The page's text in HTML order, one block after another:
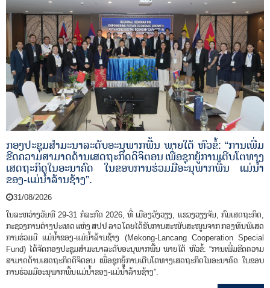
ກອງປະຊຸມສໍາມະນາລະດັບອະນຸພາກພື້ນ ພາຍໃຕ້ ຫົວຂໍ້: “ການເພີ່ມ
ຂີດຄວາມສາມາດດ້ານເສດຖະກິດດິຈິຕອນ ເພື່ອຊຸກຍູ້ການເຕີບໂຕທາງ
ເສດຖະກິດໃນອະນາຄົດ ໃນຂອບການຮ່ວມມືອະນຸພາກພື້ນ ແມ່ນໍ້າ
ຂອງ-ແມ່ນໍ້າລ້ານຊ້າງ”.
31/08/2026
ໃນລະຫວ່າງວັນທີ 29-31 ກໍລະກົດ 2026, ທີ່ ເມືອງວັງວຽງ, ແຂວງວຽງຈັນ, ກົມເສດຖະກິດ,
ກະຊວງການຕ່າງປະເທດ ແຫ່ງ ສປປ ລາວ ໂດຍໄດ້ຮັບການສະໜັບສະໜູນຈາກ ກອງທຶນພິເສດ
ການຮ່ວມມື ແມ່ນໍ້າຂອງ-ແມ່ນໍ້າລ້ານຊ້າງ (Mekong-Lancang Cooperation Special
Fund) ໄດ້ຈັດກອງປະຊຸມສໍາມະນາລະດັບອະນຸພາກພື້ນ ພາຍໃຕ້ ຫົວຂໍ້: “ການເພີ່ມຂີດຄວາມ
ສາມາດດ້ານເສດຖະກິດດິຈິຕອນ ເພື່ອຊຸກຍູ້ການເຕີບໂຕທາງເສດຖະກິດໃນອະນາຄົດ ໃນຂອບ
ການຮ່ວມມືອະນຸພາກພື້ນ ແມ່ນໍ້າຂອງ-ແມ່ນໍ້າລ້ານຊ້າງ”.